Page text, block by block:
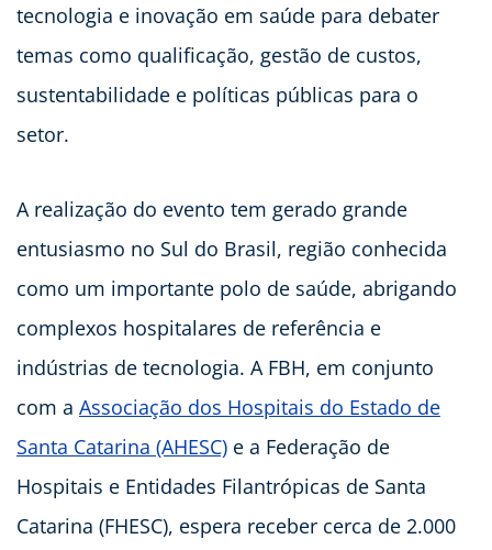
tecnologia e inovação em saúde para debater
temas como qualificação, gestão de custos,
sustentabilidade e políticas públicas para o
setor.
A realização do evento tem gerado grande
entusiasmo no Sul do Brasil, região conhecida
como um importante polo de saúde, abrigando
complexos hospitalares de referência e
indústrias de tecnologia. A FBH, em conjunto
com a Associação dos Hospitais do Estado de
Santa Catarina (AHESC) e a Federação de
Hospitais e Entidades Filantrópicas de Santa
Catarina (FHESC), espera receber cerca de 2.000